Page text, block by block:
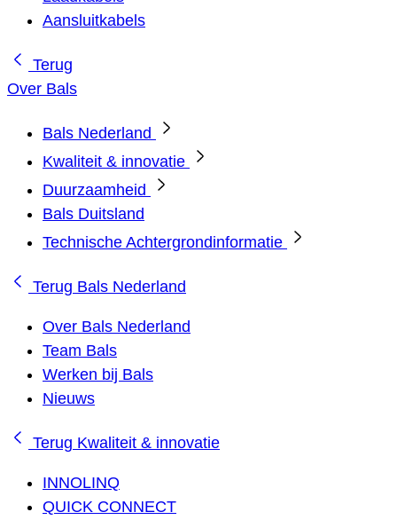
Aansluitkabels
Terug
Over Bals
Bals Nederland
Kwaliteit & innovatie
Duurzaamheid
Bals Duitsland
Technische Achtergrondinformatie
Terug Bals Nederland
Over Bals Nederland
Team Bals
Werken bij Bals
Nieuws
Terug Kwaliteit & innovatie
INNOLINQ
QUICK CONNECT